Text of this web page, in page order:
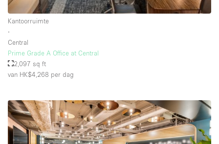
Terrace
Toiletten
Toonbanken
Verlichting
Verwarming
Voorraadkamer
Kantoorruimte
∙
Central
Prime Grade A Office at Central
2,097 sq ft
van HK$4,268 per dag